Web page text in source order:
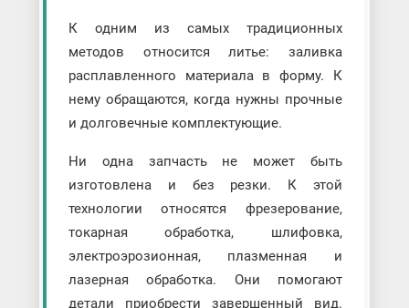
К одним из самых традиционных
методов относится литье: заливка
расплавленного материала в форму. К
нему обращаются, когда нужны прочные
и долговечные комплектующие.
Ни одна запчасть не может быть
изготовлена и без резки. К этой
технологии относятся фрезерование,
токарная обработка, шлифовка,
электроэрозионная, плазменная и
лазерная обработка. Они помогают
детали приобрести завершенный вид.